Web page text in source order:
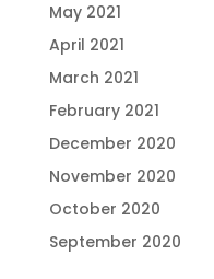
May 2021
April 2021
March 2021
February 2021
December 2020
November 2020
October 2020
September 2020